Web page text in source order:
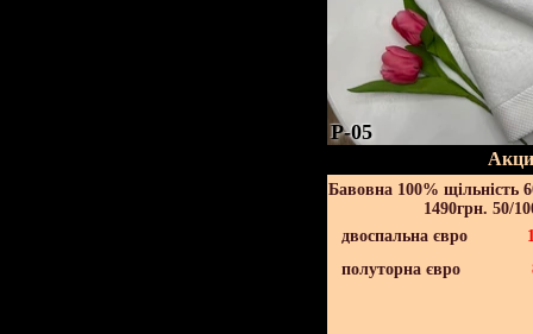
P-05
Бавовна 100% щільність
1490грн. 50/
двоспальна євро
полуторна євро